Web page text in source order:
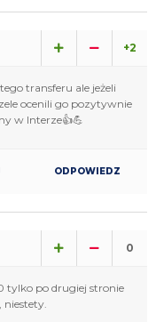
+2
transferu ale jeżeli
ocenili go pozytywnie
w Interze👍💪
ODPOWIEDZ
0
tylko po drugiej stronie